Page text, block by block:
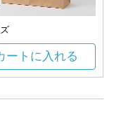
ートに入れる